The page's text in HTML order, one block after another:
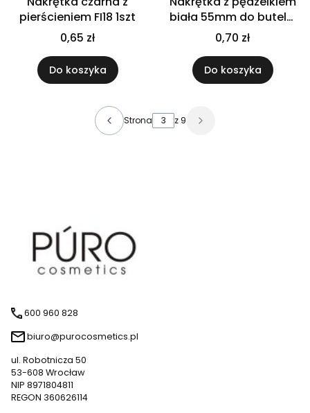
pierścieniem FI18 1szt
0,65 zł
Do koszyka
biała 55mm do butelki
10ml
0,70 zł
Do koszyka
Strona z 9
600 960 828
biuro@purocosmetics.pl
ul. Robotnicza 50
53-608 Wrocław
NIP 8971804811
REGON 360626114